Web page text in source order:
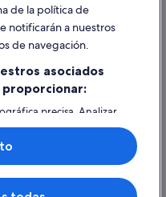
vacacional
Group. Todos los
de la política de
notificarán a nuestros
de navegación.
asociados
precisa. Analizar
dispositivo para su
en un dispositivo
personalizados,
investigación de